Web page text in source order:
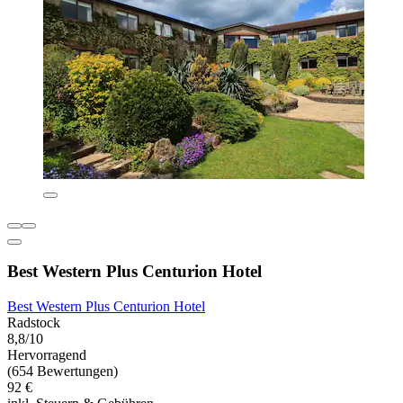
Best Western Plus Centurion Hotel
Best Western Plus Centurion Hotel
Radstock
8,8/10
Hervorragend
(654 Bewertungen)
92 €